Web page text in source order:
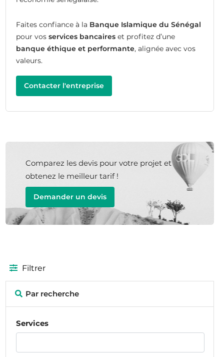
Faites confiance à la Banque Islamique du Sénégal
pour vos services bancaireset profitez d’une
banque éthique et performante, alignée avec vos
valeurs.
Contacter l'entreprise
Comparez les devis pour votre projet et
obtenez le meilleur tarif !
Demander un devis
Filtrer
Par recherche
Services